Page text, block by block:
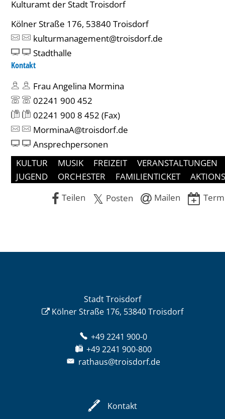
Kulturamt der Stadt Troisdorf
Kölner Straße 176, 53840 Troisdorf
kulturmanagement@troisdorf.de
Stadthalle
Kontakt
Frau Angelina Mormina
02241 900 452
02241 900 8 452 (Fax)
MorminaA@troisdorf.de
Ansprechpersonen
KULTUR
MUSIK FREIZEIT
VERANSTALTUNGEN
JUGEND
ORCHESTER FAMILIENTICKET
Teilen
Posten Mailen
Stadt Troisdorf
Kölner Straße 176, 53840 Troisdorf
+49 2241 900-0
+49 2241 900-800
rathaus@troisdorf.de
Kontakt